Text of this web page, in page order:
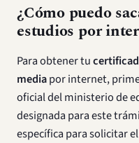
¿Cómo puedo
estudios por
Para obtener tu
mediapor internet,
oficial del ministerio de
designada para este
específica para solicitar